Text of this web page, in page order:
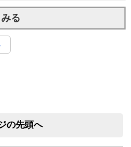
る
の先頭へ